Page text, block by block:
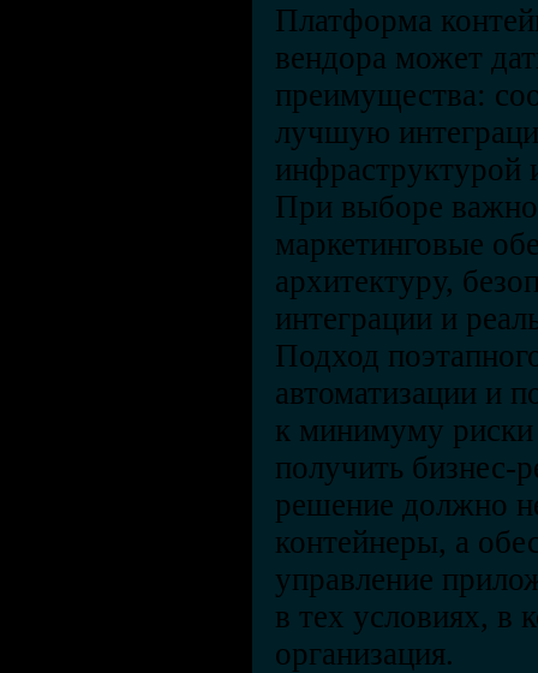
Платформа
вендора может
преимущества:
лучшую
инфраструктурой
При выборе
маркетинговые
архитектуру,
интеграции и
Подход
автоматизации и
к минимуму
получить бизнес-
решение должно
контейнеры, а
управление
в тех условиях, в
организация.